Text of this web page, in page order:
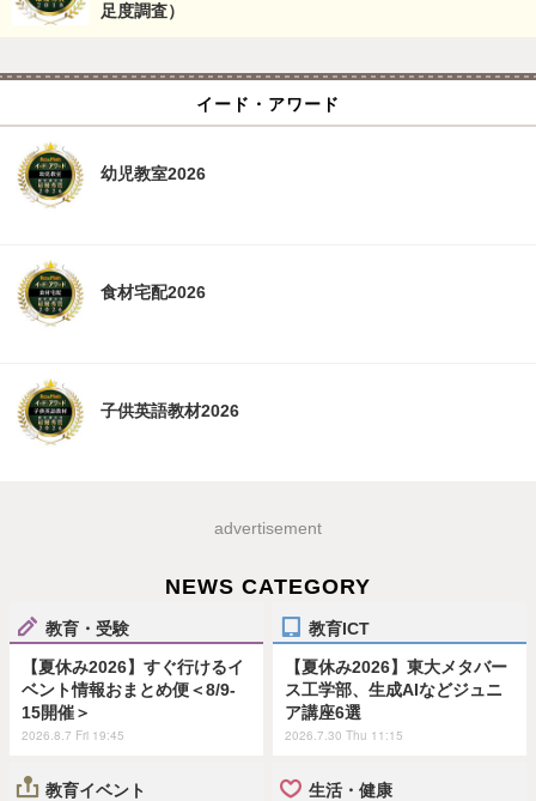
足度調査）
イード・アワード
幼児教室2026
食材宅配2026
子供英語教材2026
advertisement
NEWS CATEGORY
教育・受験
【夏休み2026】すぐ行けるイ
ベント情報おまとめ便＜8/9-
15開催＞
2026.8.7 Fri 19:45
教育ICT
【夏休み2026】東大メタバー
ス工学部、生成AIなどジュニ
ア講座6選
2026.7.30 Thu 11:15
教育イベント 生活・健康